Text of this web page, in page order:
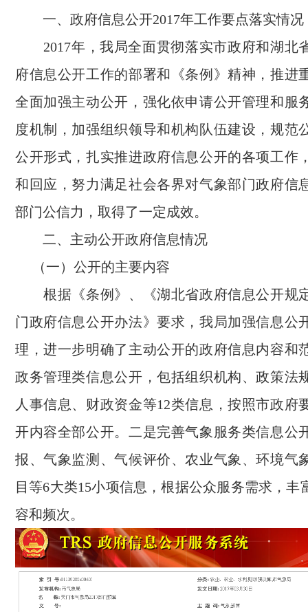
一、政府信息公开2017年工作要点落实情况
2017年，我局全面贯彻落实市政府和湖北
府信息公开工作的部署和《条例》精神，推进
全面加强主动公开，强化依申请公开管理和服
度机制，加强组织领导和机构队伍建设，规范
公开形式，扎实推进政府信息公开的各项工作
和回应，努力满足社会各界对气象部门政府信
部门公信力，取得了一定成效。
二、主动公开政府信息情况
（一）公开的主要内容
根据《条例》、《湖北省政府信息公开规
门政府信息公开办法》要求，我局加强信息公
理，进一步明确了主动公开的政府信息内容和
政务管理类信息公开，包括组织机构、政策法
人事信息、财政资金等12类信息，按照市政府
开内容全部公开。二是完善气象服务类信息公
报、气象监测、气候评价、农业气象、环境气
目等6大类15小项信息，根据公众服务需求，丰
容和频次。